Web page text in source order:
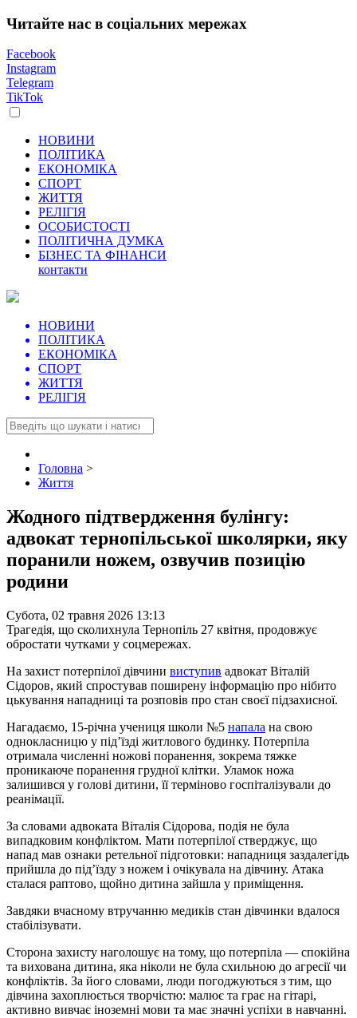
Читайте нас в соціальних мережах
Facebook
Instagram
Telegram
TikTok
НОВИНИ
ПОЛІТИКА
ЕКОНОМІКА
СПОРТ
ЖИТТЯ
РЕЛІГІЯ
ОСОБИСТОСТІ
ПОЛІТИЧНА ДУМКА
БІЗНЕС ТА ФІНАНСИ
контакти
НОВИНИ
ПОЛІТИКА
ЕКОНОМІКА
СПОРТ
ЖИТТЯ
РЕЛІГІЯ
Головна >
Життя
Жодного підтвердження булінгу:
адвокат тернопільської школярки, яку
поранили ножем, озвучив позицію
родини
Субота, 02 травня 2026 13:13
Трагедія, що сколихнула Тернопіль 27 квітня, продовжує
обростати чутками у соцмережах.
На захист потерпілої дівчини виступив адвокат Віталій
Сідоров, який спростував поширену інформацію про нібито
цькування нападниці та розповів про стан своєї підзахисної.
Нагадаємо, 15-річна учениця школи №5 напала на свою
однокласницю у під’їзді житлового будинку. Потерпіла
отримала численні ножові поранення, зокрема тяжке
проникаюче поранення грудної клітки. Уламок ножа
залишився у голові дитини, її терміново госпіталізували до
реанімації.
За словами адвоката Віталія Сідорова, подія не була
випадковим конфліктом. Мати потерпілої стверджує, що
напад мав ознаки ретельної підготовки: нападниця заздалегідь
прийшла до під’їзду з ножем і очікувала на дівчину. Атака
сталася раптово, щойно дитина зайшла у приміщення.
Завдяки вчасному втручанню медиків стан дівчинки вдалося
стабілізувати.
Сторона захисту наголошує на тому, що потерпіла — спокійна
та вихована дитина, яка ніколи не була схильною до агресії чи
конфліктів. За його словами, люди погоджуються з тим, що
дівчина захоплюється творчістю: малює та грає на гітарі,
активно вивчає іноземні мови та має значні успіхи в навчанні.